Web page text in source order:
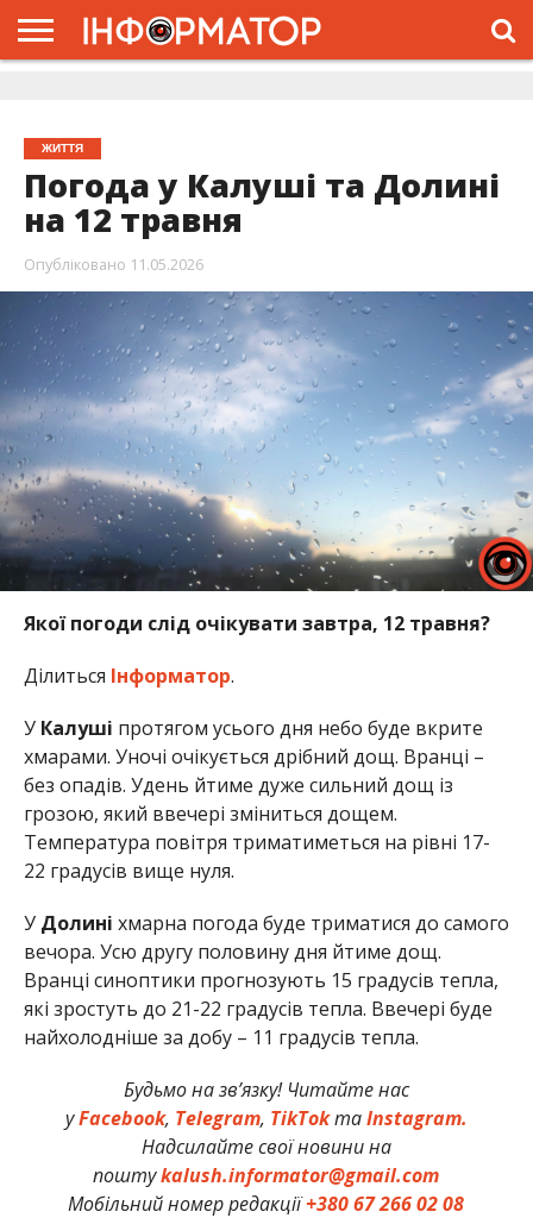
ЖИТТЯ
Погода у Калуші та Долині
на 12 травня
Опубліковано 11.05.2026
Якої погоди слід очікувати завтра, 12 травня?
Ділиться Інформатор.
У Калуші протягом усього дня небо буде вкрите
хмарами. Уночі очікується дрібний дощ. Вранці –
без опадів. Удень йтиме дуже сильний дощ із
грозою, який ввечері зміниться дощем.
Температура повітря триматиметься на рівні 17-
22 градусів вище нуля.
У Долині хмарна погода буде триматися до самого
вечора. Усю другу половину дня йтиме дощ.
Вранці синоптики прогнозують 15 градусів тепла,
які зростуть до 21-22 градусів тепла. Ввечері буде
найхолодніше за добу – 11 градусів тепла.
Будьмо на зв’язку! Читайте нас
уFacebook, Telegram, TikTokтаInstagram.
Надсилайте свої новини на
поштуkalush.informator@gmail.com
Мобільний номер редакції+380 67 266 02 08